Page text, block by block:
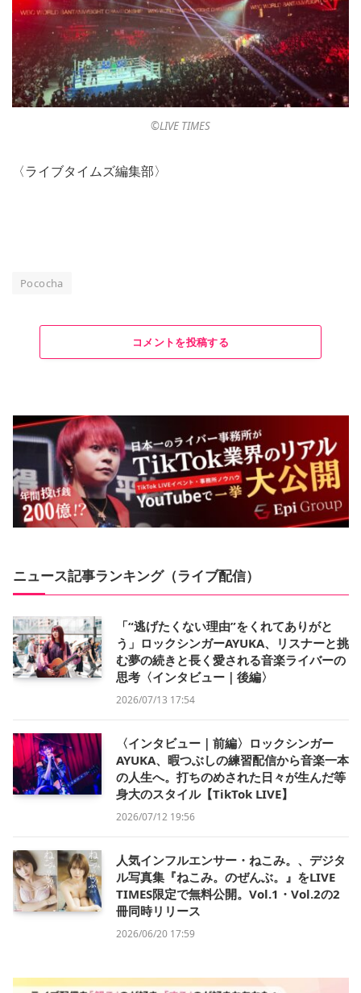
©︎LIVE TIMES
〈ライブタイムズ編集部〉
Pococha
コメントを投稿する
ニュース記事ランキング（ライブ配信）
「“逃げたくない理由”をくれてありがと
う」ロックシンガーAYUKA、リスナーと挑
む夢の続きと長く愛される音楽ライバーの
思考〈インタビュー｜後編〉
2026/07/13 17:54
〈インタビュー｜前編〉ロックシンガー
AYUKA、暇つぶしの練習配信から音楽一本
の人生へ。打ちのめされた日々が生んだ等
身大のスタイル【TikTok LIVE】
2026/07/12 19:56
人気インフルエンサー・ねこみ。、デジタ
ル写真集『ねこみ。のぜんぶ。』をLIVE
TIMES限定で無料公開。Vol.1・Vol.2の2
冊同時リリース
2026/06/20 17:59